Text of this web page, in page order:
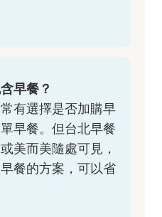
早餐？
有選擇是否加購早
早餐。但台北早餐
美而美隨處可見，
餐的方案，可以省